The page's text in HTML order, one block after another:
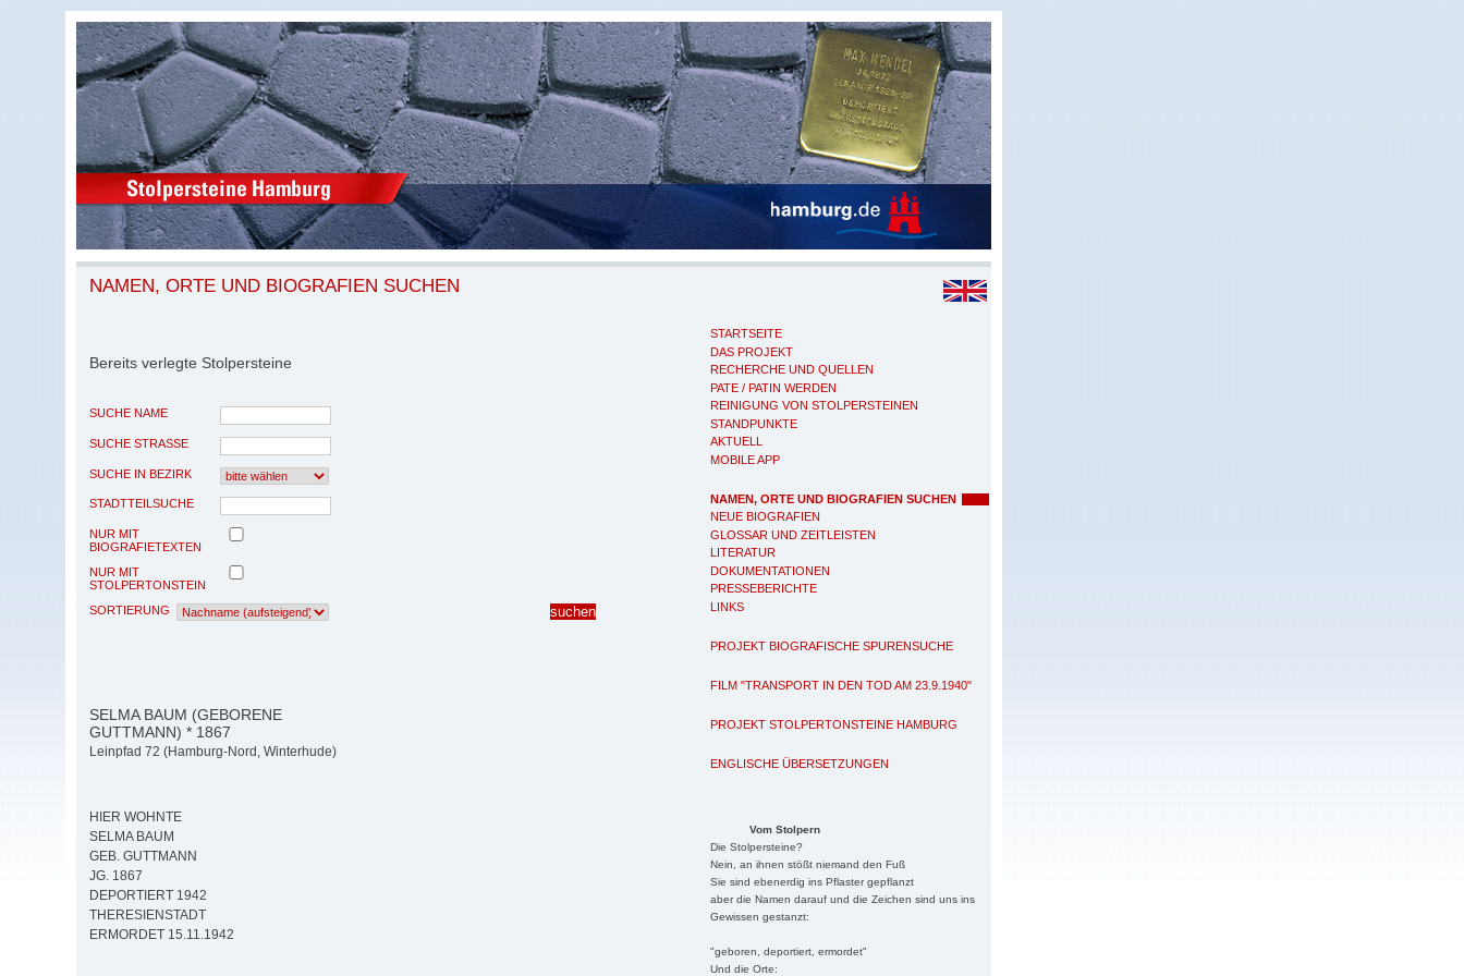
STARTSEITE
DAS PROJEKT
RECHERCHE UND QUELLEN
PATE / PATIN WERDEN
REINIGUNG VON STOLPERSTEINEN
STANDPUNKTE
AKTUELL
MOBILE APP
NAMEN, ORTE UND BIOGRAFIEN SUCHEN
NEUE BIOGRAFIEN
GLOSSAR UND ZEITLEISTEN
LITERATUR
DOKUMENTATIONEN
PRESSEBERICHTE
LINKS
PROJEKT BIOGRAFISCHE SPURENSUCHE
FILM "TRANSPORT IN DEN TOD AM 23.9.1940"
PROJEKT STOLPERTONSTEINE HAMBURG
ENGLISCHE ÜBERSETZUNGEN
Vom Stolpern
Die Stolpersteine?
Nein, an ihnen stößt niemand den Fuß
Sie sind ebenerdig ins Pflaster gepflanzt
aber die Namen darauf und die Zeichen sind uns ins
Gewissen gestanzt:
"geboren, deportiert, ermordet"
Und die Orte:
NAMEN, ORTE UND BIOGRAFIEN SUCHEN
Bereits verlegte Stolpersteine
SUCHE NAME
SUCHE STRASSE
SUCHE IN BEZIRK
STADTTEILSUCHE
NUR MIT
BIOGRAFIETEXTEN
NUR MIT
STOLPERTONSTEIN
SORTIERUNG
SELMA BAUM (GEBORENE
GUTTMANN) * 1867
Leinpfad 72 (Hamburg-Nord, Winterhude)
HIER WOHNTE
SELMA BAUM
GEB. GUTTMANN
JG. 1867
DEPORTIERT 1942
THERESIENSTADT
ERMORDET 15.11.1942